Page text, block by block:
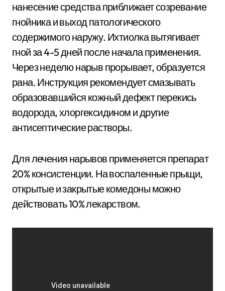
нанесение средства приближает созревание
гнойника и выход патологического
содержимого наружу. Ихтиолка вытягивает
гной за 4-5 дней после начала применения.
Через неделю нарыв прорывает, образуется
рана. Инструкция рекомендует смазывать
образовавшийся кожный дефект перекись
водорода, хлоргексидином и другие
антисептические растворы.
Для лечения нарывов применяется препарат
20% консистенции. На воспаленные прыщи,
открытые и закрытые комедоны можно
действовать 10% лекарством.